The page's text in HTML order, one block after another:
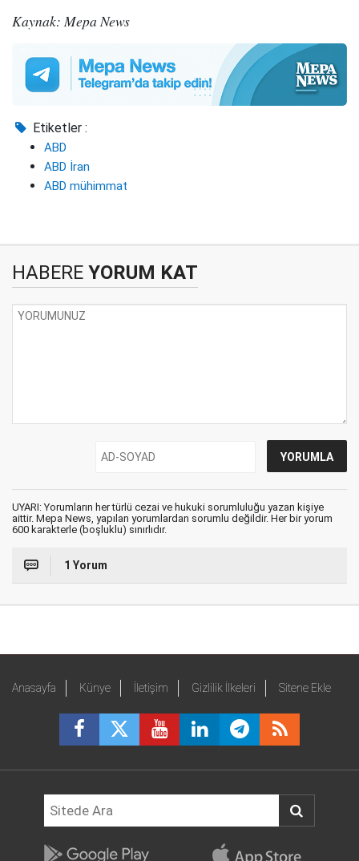
Kaynak: Mepa News
Etiketler :
ABD
ABD İran
ABD mühimmat
HABERE YORUM KAT
UYARI: Yorumların her türlü cezai ve hukuki sorumluluğu yazan kişiye
aittir. Mepa News, yapılan yorumlardan sorumlu değildir. Her bir yorum
600 karakterle (boşluklu) sınırlıdır.
1 Yorum
Anasayfa Künye İletişim Gizlilik İlkeleri Sitene Ekle